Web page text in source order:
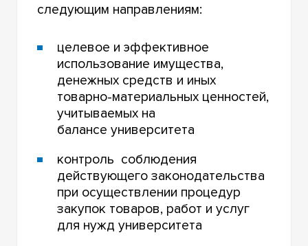
следующим направлениям:
целевое и эффективное
использование имущества,
денежных средств и иных
товарно-материальных ценностей,
учитываемых на
балансе университета
контроль соблюдения
действующего законодательства
при осуществлении процедур
закупок товаров, работ и услуг
для нужд университета